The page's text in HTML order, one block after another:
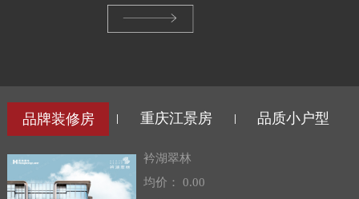
品牌装修房 | 重庆江景房 | 品质小户型
衿湖翠林
均价： 0.00